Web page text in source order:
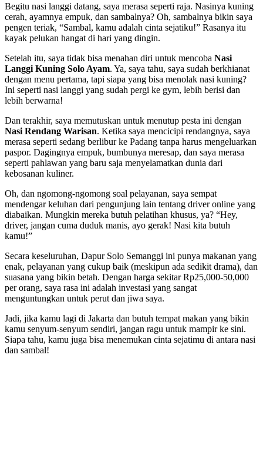
Begitu nasi langgi datang, saya merasa seperti raja. Nasinya kuning
cerah, ayamnya empuk, dan sambalnya? Oh, sambalnya bikin saya
pengen teriak, “Sambal, kamu adalah cinta sejatiku!” Rasanya itu
kayak pelukan hangat di hari yang dingin.
Setelah itu, saya tidak bisa menahan diri untuk mencoba Nasi
Langgi Kuning Solo Ayam. Ya, saya tahu, saya sudah berkhianat
dengan menu pertama, tapi siapa yang bisa menolak nasi kuning?
Ini seperti nasi langgi yang sudah pergi ke gym, lebih berisi dan
lebih berwarna!
Dan terakhir, saya memutuskan untuk menutup pesta ini dengan
Nasi Rendang Warisan. Ketika saya mencicipi rendangnya, saya
merasa seperti sedang berlibur ke Padang tanpa harus mengeluarkan
paspor. Dagingnya empuk, bumbunya meresap, dan saya merasa
seperti pahlawan yang baru saja menyelamatkan dunia dari
kebosanan kuliner.
Oh, dan ngomong-ngomong soal pelayanan, saya sempat
mendengar keluhan dari pengunjung lain tentang driver online yang
diabaikan. Mungkin mereka butuh pelatihan khusus, ya? “Hey,
driver, jangan cuma duduk manis, ayo gerak! Nasi kita butuh
kamu!”
Secara keseluruhan, Dapur Solo Semanggi ini punya makanan yang
enak, pelayanan yang cukup baik (meskipun ada sedikit drama), dan
suasana yang bikin betah. Dengan harga sekitar Rp25,000-50,000
per orang, saya rasa ini adalah investasi yang sangat
menguntungkan untuk perut dan jiwa saya.
Jadi, jika kamu lagi di Jakarta dan butuh tempat makan yang bikin
kamu senyum-senyum sendiri, jangan ragu untuk mampir ke sini.
Siapa tahu, kamu juga bisa menemukan cinta sejatimu di antara nasi
dan sambal!